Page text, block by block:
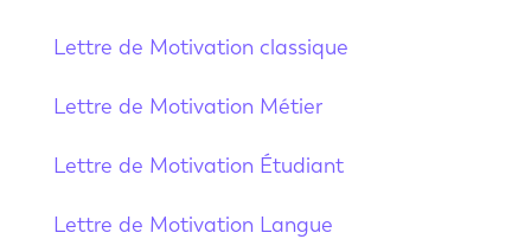
Lettre de Motivation classique
Lettre de Motivation Métier
Lettre de Motivation Étudiant
Lettre de Motivation Langue